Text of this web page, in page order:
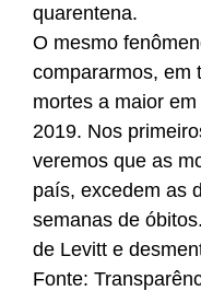
quarentena.
O mesmo
compararmos, em
mortes a maior
2019. Nos
veremos que as
país, excedem as
semanas de
de Levitt e
Fonte: